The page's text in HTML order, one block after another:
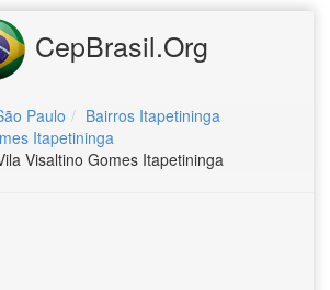
CepBrasil.Org
Paulo
Bairros Itapetininga
Itapetininga
Visaltino Gomes Itapetininga